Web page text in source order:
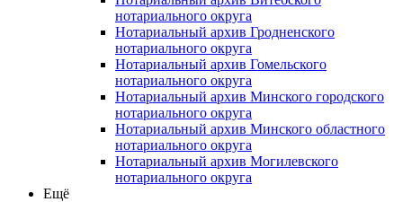
нотариального округа
Нотариальный архив Гродненского
нотариального округа
Нотариальный архив Гомельского
нотариального округа
Нотариальный архив Минского городского
нотариального округа
Нотариальный архив Минского областного
нотариального округа
Нотариальный архив Могилевского
нотариального округа
Ещё